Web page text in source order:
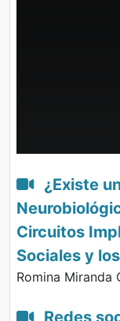
¿Existe
Circuitos
Sociales y
Romina Miranda
Redes